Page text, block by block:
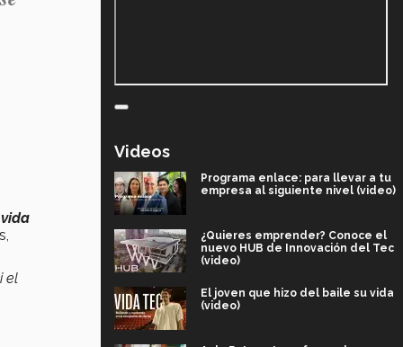
el
Videos
Programa enlace: para llevar a tu
empresa al siguiente nivel (video)
¿Quieres emprender? Conoce el
nuevo HUB de Innovación del Tec
(video)
El joven que hizo del baile su vida
(video)